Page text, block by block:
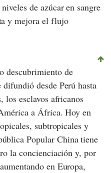
de azúcar en sangre
y mejora el flujo
descubrimiento de
desde Perú hasta
los esclavos africanos
a África. Hoy en
subtropicales y
Popular China tiene
la concienciación y, por
en Europa,